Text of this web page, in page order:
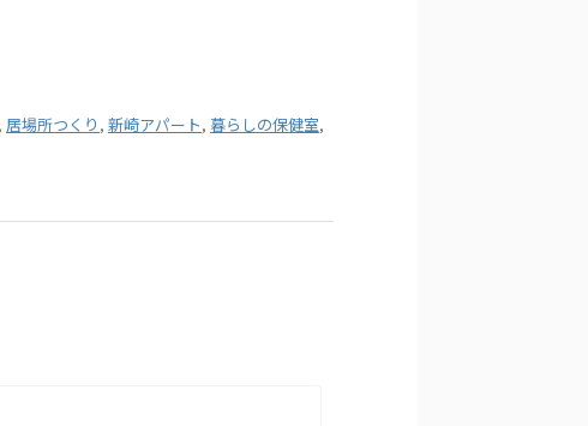
, 居場所つくり , 新崎アパート, 暮らしの保健室,